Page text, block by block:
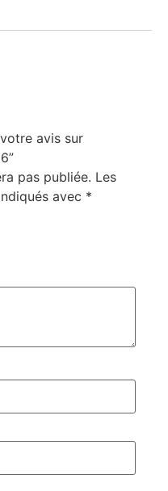
avis sur
pas publiée. Les
avec *